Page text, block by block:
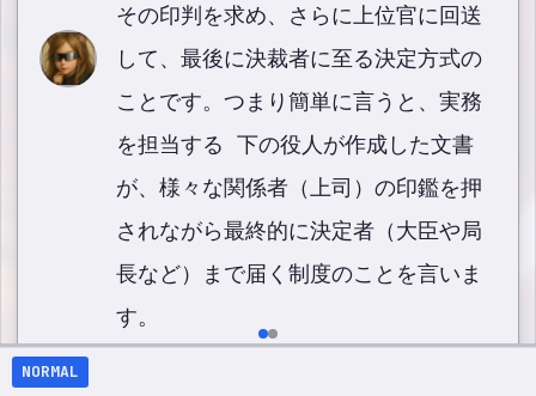
その印判を求め、さらに上位官に回送
して、最後に決裁者に至る決定方式の
ことです。つまり簡単に言うと、実務
を担当する 下の役人が作成した文書
が、様々な関係者（上司）の印鑑を押
されながら最終的に決定者（大臣や局
長など）まで届く制度のことを言いま
す。
NORMAL